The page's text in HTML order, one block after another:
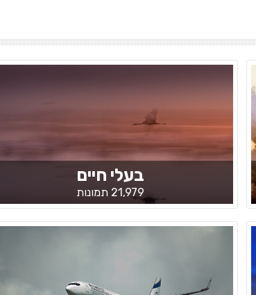
בעלי חיים
21,979 תמונות